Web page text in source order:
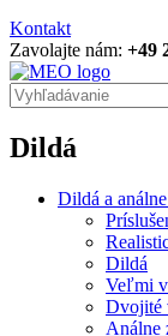
Kontakt
Zavolajte nám: +49
Dildá
Dildá a
Dildá
Veľmi
Dvojité
Análne